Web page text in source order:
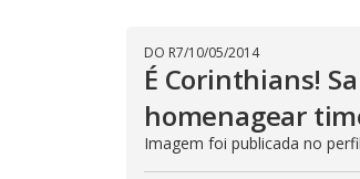
DO R7/10/05/2014
É Corinthians!
homenagear
Imagem foi publicada no